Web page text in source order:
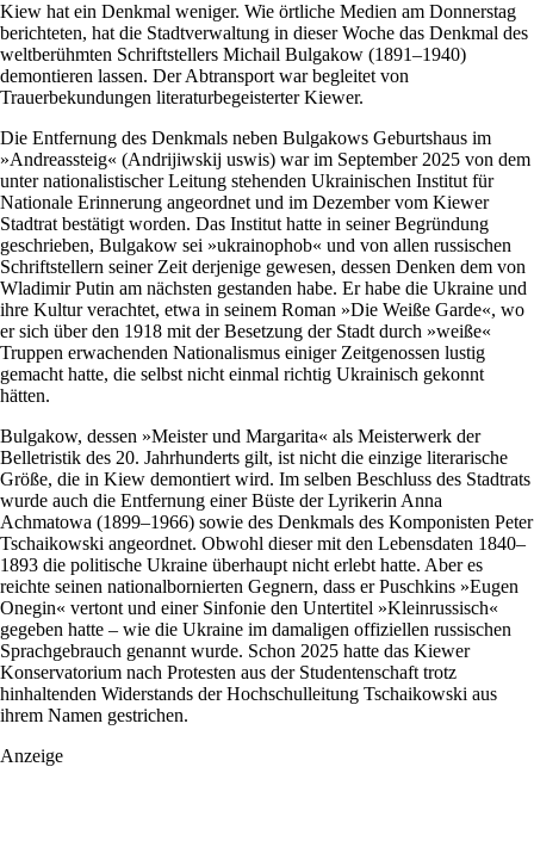
Kiew hat ein Denkmal weniger. Wie örtliche Medien am Donnerstag
berichteten, hat die Stadtverwaltung in dieser Woche das Denkmal des
weltberühmten Schriftstellers Michail Bulgakow (1891–1940)
demontieren lassen. Der Abtransport war begleitet von
Trauerbekundungen literaturbegeisterter Kiewer.
Die Entfernung des Denkmals neben Bulgakows Geburtshaus im
»Andreassteig« (Andrijiwskij uswis) war im September 2025 von dem
unter nationalistischer Leitung stehenden Ukrainischen Institut für
Nationale Erinnerung angeordnet und im Dezember vom Kiewer
Stadtrat bestätigt worden. Das Institut hatte in seiner Begründung
geschrieben, Bulgakow sei »ukrainophob« und von allen russischen
Schriftstellern seiner Zeit derjenige gewesen, dessen Denken dem von
Wladimir Putin am nächsten gestanden habe. Er habe die Ukraine und
ihre Kultur verachtet, etwa in seinem Roman »Die Weiße Garde«, wo
er sich über den 1918 mit der Besetzung der Stadt durch »weiße«
Truppen erwachenden Nationalismus einiger Zeitgenossen lustig
gemacht hatte, die selbst nicht einmal richtig Ukrainisch gekonnt
hätten.
Bulgakow, dessen »Meister und Margarita« als Meisterwerk der
Belletristik des 20. Jahrhunderts gilt, ist nicht die einzige literarische
Größe, die in Kiew demontiert wird. Im selben Beschluss des Stadtrats
wurde auch die Entfernung einer Büste der Lyrikerin Anna
Achmatowa (1899–1966) sowie des Denkmals des Komponisten Peter
Tschaikowski angeordnet. Obwohl dieser mit den Lebensdaten 1840–
1893 die politische Ukraine überhaupt nicht erlebt hatte. Aber es
reichte seinen nationalbornierten Gegnern, dass er Puschkins »Eugen
Onegin« vertont und einer Sinfonie den Untertitel »Kleinrussisch«
gegeben hatte – wie die Ukraine im damaligen offiziellen russischen
Sprachgebrauch genannt wurde. Schon 2025 hatte das Kiewer
Konservatorium nach Protesten aus der Studentenschaft trotz
hinhaltenden Widerstands der Hochschulleitung Tschaikowski aus
ihrem Namen gestrichen.
Anzeige